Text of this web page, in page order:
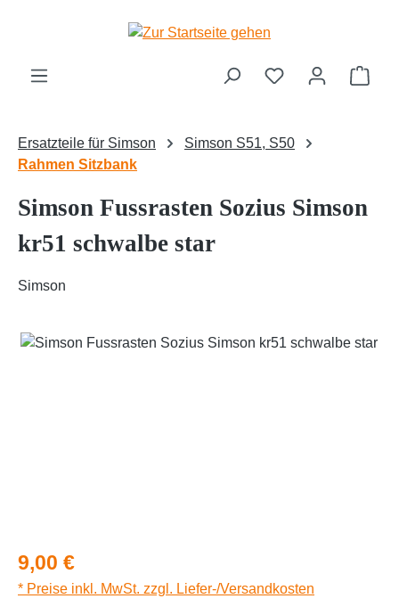
Zum Hauptinhalt springen
Ersatzteile für Simson
Simson S51, S50
Rahmen Sitzbank
Simson Fussrasten Sozius Simson
kr51 schwalbe star
Simson
Bildergalerie überspringen
Regulärer Preis:
9,00 €
* Preise inkl. MwSt. zzgl. Liefer-/Versandkosten